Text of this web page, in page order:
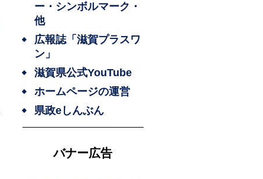
ー・シンボルマーク・
他
広報誌「滋賀プラスワ
ン」
滋賀県公式YouTube
ホームページの運営
県政eしんぶん
バナー広告